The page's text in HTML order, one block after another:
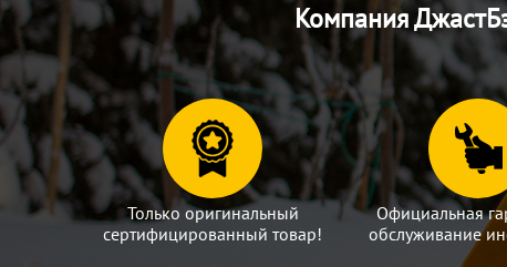
Компания
Только оригинальный
сертифицированный товар!
Официальная
обслуживание